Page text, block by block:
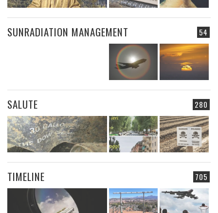
54
SUNRADIATION MANAGEMENT
280
SALUTE
705
TIMELINE